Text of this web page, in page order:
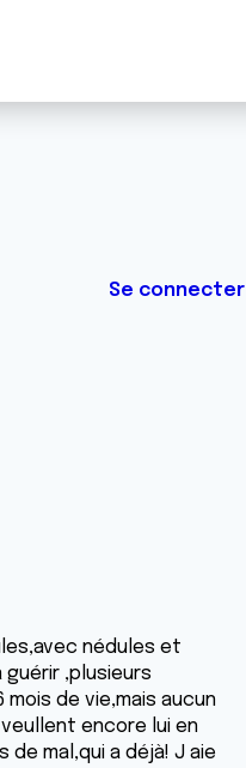
Se connecter
nédules et
,plusieurs
de vie,mais aucun
encore lui en
mal,qui a déjà! J aie